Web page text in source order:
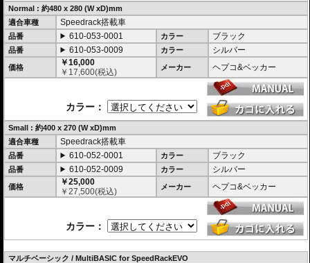
Normal : 約480 x 280 (W xD)mm
適合車種
Speedrack搭載車
品番 610-053-0001 カラー ブラック
品番 610-053-0009 カラー シルバー
価格
￥16,000
￥ 17,600(税込) メーカー ヘプコ&ベッカー
カラー：
Small : 約400 x 270 (W xD)mm
適合車種
Speedrack搭載車
品番 610-052-0001 カラー ブラック
品番 610-052-0009 カラー シルバー
価格
￥25,000
￥27,500(税込) メーカー ヘプコ&ベッカー
カラー：
マルチベーシック / MultiBASIC for SpeedRackEVO